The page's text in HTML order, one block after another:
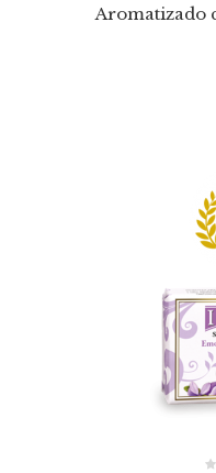
Aromatizado